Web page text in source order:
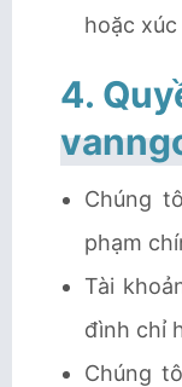
hoặc
4.
Chúng
phạm
Tài
đình chỉ
Chúng